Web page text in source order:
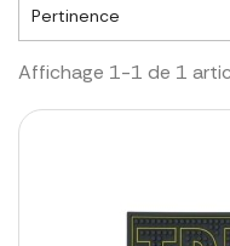
Pertinence
Affichage 1-1 de 1